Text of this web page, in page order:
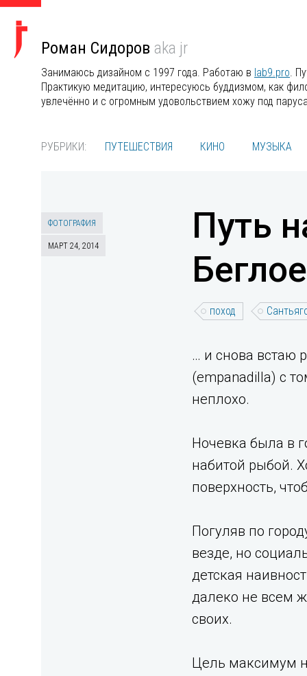
Роман Сидоров aka jr
Занимаюсь дизайном с 1997 года. Работаю в lab9.pro.
Практикую медитацию, интересуюсь буддизмом, как
увлечённо и с огромным удовольствием хожу под
РУБРИКИ: ПУТЕШЕСТВИЯ КИНО МУЗЫКА
ФОТОГРАФИЯ
МАРТ 24, 2014
Путь
поход
… и снова встаю
(empanadilla) с
неплохо.
Ночевка была в
набитой рыбой.
поверхность,
Погуляв по
везде, но
детская
далеко не всем
своих.
Цель максимум